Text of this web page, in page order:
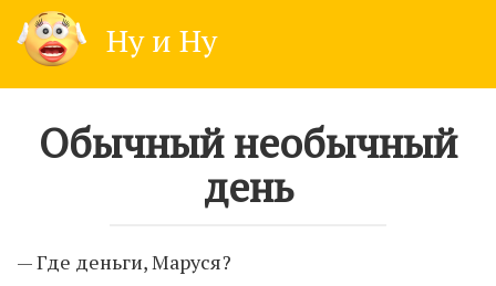
content
Ну и Ну
Обычный необычный
день
— Где деньги, Маруся?